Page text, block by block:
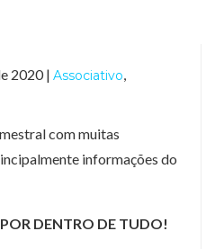
2020 | Associativo,
com muitas
informações do
DENTRO DE TUDO!